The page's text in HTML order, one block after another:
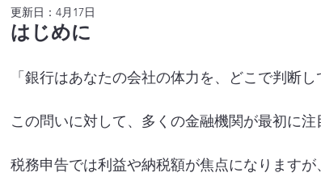
更新日： 4月17日
はじめに
「銀行はあなたの会社の体力を、どこで判断し
この問いに対して、多くの金融機関が最初に
税務申告では利益や納税額が焦点になります